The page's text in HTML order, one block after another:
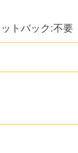
トバック:不要